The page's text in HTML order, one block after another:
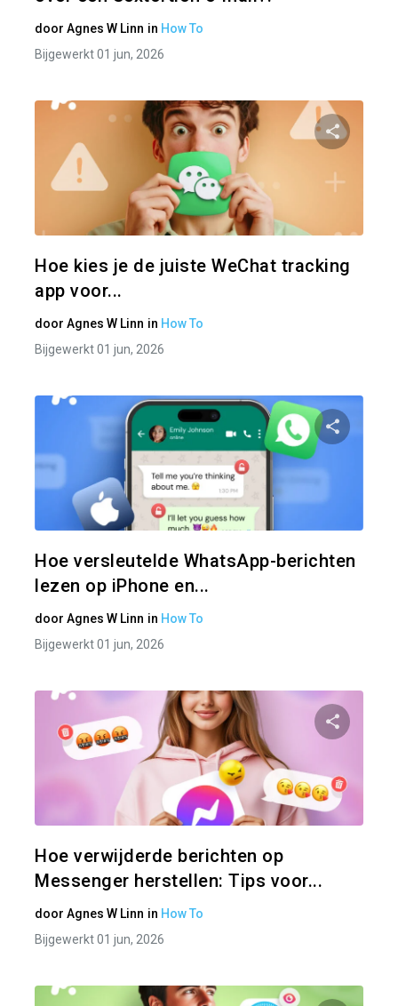
door Agnes W Linn in How To
Bijgewerkt 01 jun, 2026
Hoe kies je de juiste WeChat tracking
app voor...
door Agnes W Linn in How To
Bijgewerkt 01 jun, 2026
Hoe versleutelde WhatsApp-berichten
lezen op iPhone en...
door Agnes W Linn in How To
Bijgewerkt 01 jun, 2026
Hoe verwijderde berichten op
Messenger herstellen: Tips voor...
door Agnes W Linn in How To
Bijgewerkt 01 jun, 2026